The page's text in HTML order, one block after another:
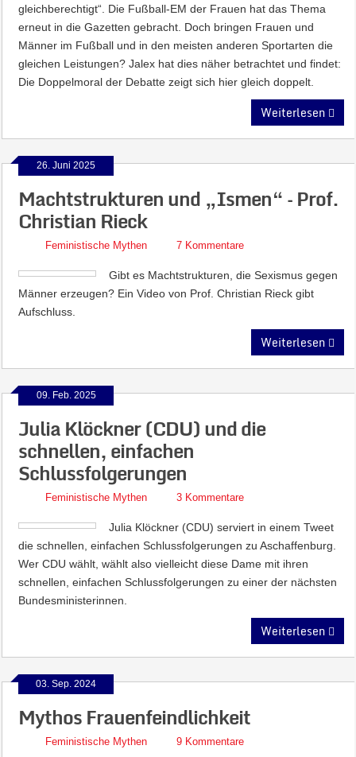
gleichberechtigt“. Die Fußball-EM der Frauen hat das Thema
erneut in die Gazetten gebracht. Doch bringen Frauen und
Männer im Fußball und in den meisten anderen Sportarten die
gleichen Leistungen? Jalex hat dies näher betrachtet und findet:
Die Doppelmoral der Debatte zeigt sich hier gleich doppelt.
Weiterlesen
26. Juni 2025
Machtstrukturen und „Ismen“ – Prof.
Christian Rieck
Feministische Mythen 7 Kommentare
Gibt es Machtstrukturen, die Sexismus gegen
Männer erzeugen? Ein Video von Prof. Christian Rieck gibt
Aufschluss.
Weiterlesen
09. Feb. 2025
Julia Klöckner (CDU) und die
schnellen, einfachen
Schlussfolgerungen
Feministische Mythen 3 Kommentare
Julia Klöckner (CDU) serviert in einem Tweet
die schnellen, einfachen Schlussfolgerungen zu Aschaffenburg.
Wer CDU wählt, wählt also vielleicht diese Dame mit ihren
schnellen, einfachen Schlussfolgerungen zu einer der nächsten
Bundesministerinnen.
Weiterlesen
03. Sep. 2024
Mythos Frauenfeindlichkeit
Feministische Mythen 9 Kommentare